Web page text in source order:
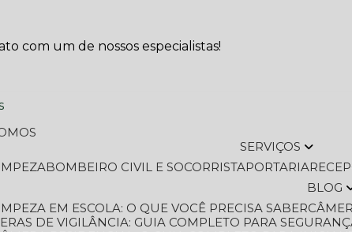
com um de nossos especialistas!
SERVIÇOS
BOMBEIRO CIVIL E SOCORRISTA PORTARIA
BLOG
EM ESCOLA: O QUE VOCÊ PRECISA SABER
DE VIGILÂNCIA: GUIA COMPLETO PARA